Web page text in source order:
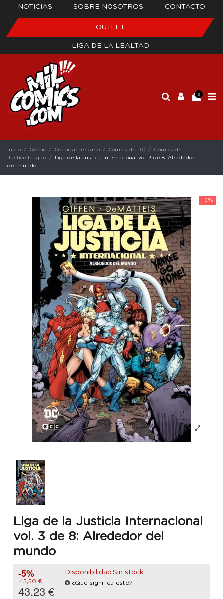
NOTICIAS SOBRE NOSOTROS CONTACTO
OUTLET
LIGA DE LA LEALTAD
0
Inicio Cómic Cómic americano Cómics de DC
Cómics de
Justice league
Liga de la Justicia Internacional vol. 3 de 8: Alrededor
del mundo
-5%
Liga de la Justicia Internacional
vol. 3 de 8: Alrededor del
mundo
-5%
45,50 €
43,23 €
Disponibilidad:Sin stock
¿Qué significa esto?